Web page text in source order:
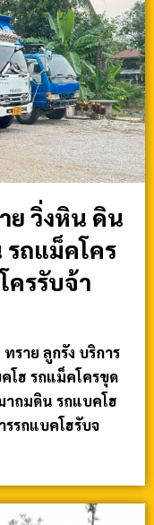
ย วิ่งหิน ดิน
ถแม็คโคร
ครรับจ้า
ราย ลูกรัง บริการ
โฮ รถแม็คโครขุด
าถมดิน รถแบคโฮ
รถแบคโฮรับจ